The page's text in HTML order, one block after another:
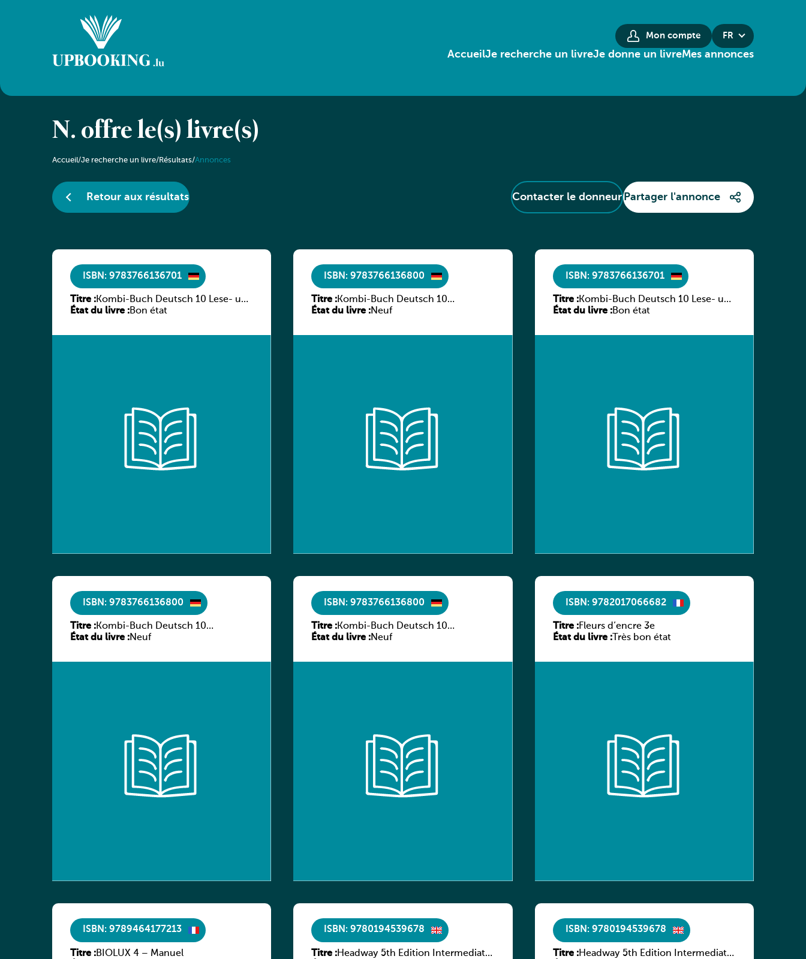
Mon compte FR
AccueilJe recherche un livreJe donne un livreMes annonces
N. offre le(s) livre(s)
Accueil/Je recherche un livre/Résultats/Annonces
Retour aux résultats Contacter le donneur Partager l'annonce
ISBN: 9783766136701
Titre :Kombi-Buch Deutsch 10 Lese- und
Sprachbuch
État du livre :Bon état
ISBN: 9783766136800
Titre :Kombi-Buch Deutsch 10
Arbeitsheft
État du livre :Neuf
ISBN: 9783766136701
Titre :Kombi-Buch Deutsch 10 Lese- und
Sprachbuch
État du livre :Bon état
ISBN: 9783766136800
Titre :Kombi-Buch Deutsch 10
Arbeitsheft
État du livre :Neuf
ISBN: 9783766136800
Titre :Kombi-Buch Deutsch 10
Arbeitsheft
État du livre :Neuf
ISBN: 9782017066682
Titre :Fleurs d’encre 3e
État du livre :Très bon état
ISBN: 9789464177213
Titre :BIOLUX 4 – Manuel
ISBN: 9780194539678
Titre :Headway 5th Edition Intermediate
ISBN: 9780194539678
Titre :Headway 5th Edition Intermediate